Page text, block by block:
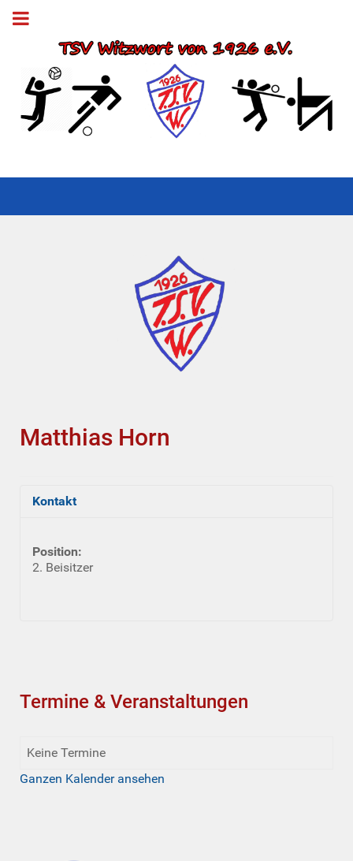
Matthias Horn
Kontakt
Position:
2. Beisitzer
Termine & Veranstaltungen
Keine Termine
Ganzen Kalender ansehen